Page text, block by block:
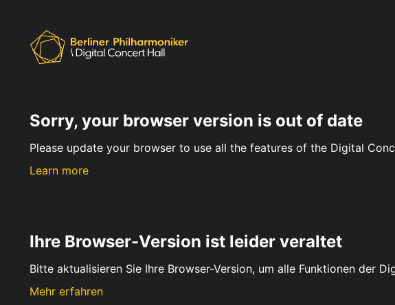
Sorry, your browser version is out of date
Please update your browser to use all the features of the Digital
Learn more
Ihre Browser-Version ist leider veraltet
Bitte aktualisieren Sie Ihre Browser-Version, um alle Funktionen der
Mehr erfahren